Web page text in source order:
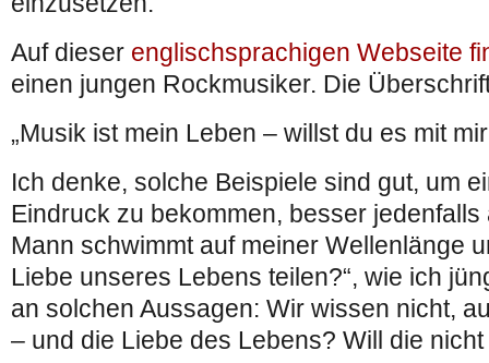
Auf dieser englischsprachigen Webseite
einen jungen Rockmusiker. Die
„Musik ist mein Leben – willst du es mit
Ich denke, solche Beispiele sind gut, um
Eindruck zu bekommen, besser jedenfalls
Mann schwimmt auf meiner Wellenlänge
Liebe unseres Lebens teilen?“, wie ich
an solchen Aussagen: Wir wissen nicht,
– und die Liebe des Lebens? Will die